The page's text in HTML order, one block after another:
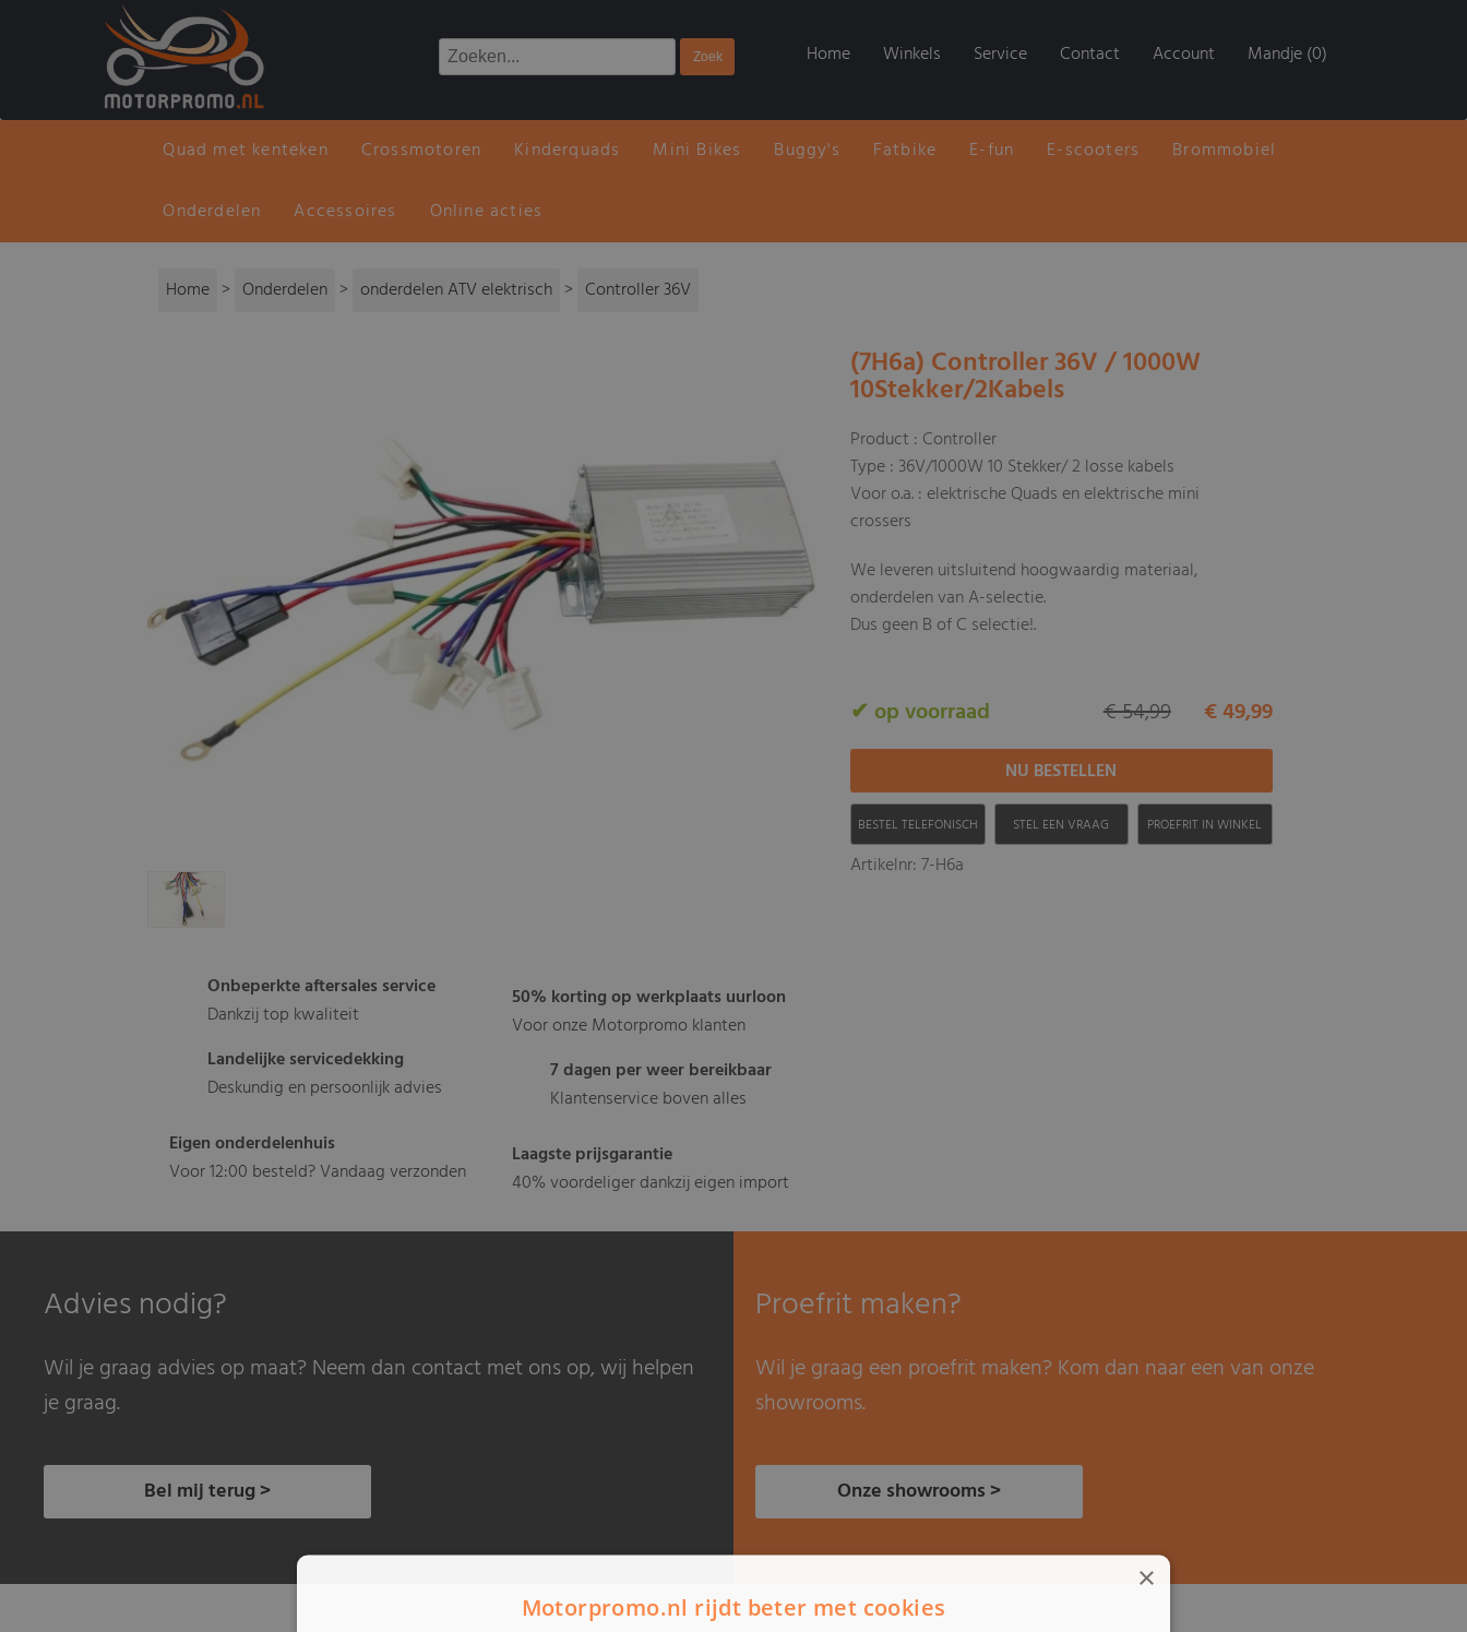
Home Winkels Service Contact Account Mandje (0)
Quad met kenteken Crossmotoren Kinderquads Mini Bikes Buggy's Fatbike E-fun E-scooters Brommobiel
Onderdelen Accessoires Online acties
Home > Onderdelen > onderdelen ATV elektrisch > Controller 36V
Onbeperkte aftersales service
Dankzij top kwaliteit
Landelijke servicedekking
Deskundig en persoonlijk advies
Eigen onderdelenhuis
Voor 12:00 besteld? Vandaag verzonden
50% korting op werkplaats uurloon
Voor onze Motorpromo klanten
7 dagen per weer bereikbaar
Klantenservice boven alles
Laagste prijsgarantie
40% voordeliger dankzij eigen import
(7H6a) Controller 36V / 1000W
10Stekker/2Kabels
Product : Controller
Type : 36V/1000W 10 Stekker/ 2 losse kabels
Voor o.a. : elektrische Quads en elektrische mini
crossers
We leveren uitsluitend hoogwaardig materiaal,
onderdelen van A-selectie.
Dus geen B of C selectie!.
✔ op voorraad € 49,99
€ 54,99
BESTEL TELEFONISCH STEL EEN VRAAG PROEFRIT IN WINKEL
Artikelnr: 7-H6a
Advies nodig?
Wil je graag advies op maat? Neem dan contact met ons op, wij helpen
je graag.
Bel mij terug >
Proefrit maken?
Wil je graag een proefrit maken? Kom dan naar een van onze
showrooms.
Onze showrooms >
×
Motorpromo.nl rijdt beter met cookies